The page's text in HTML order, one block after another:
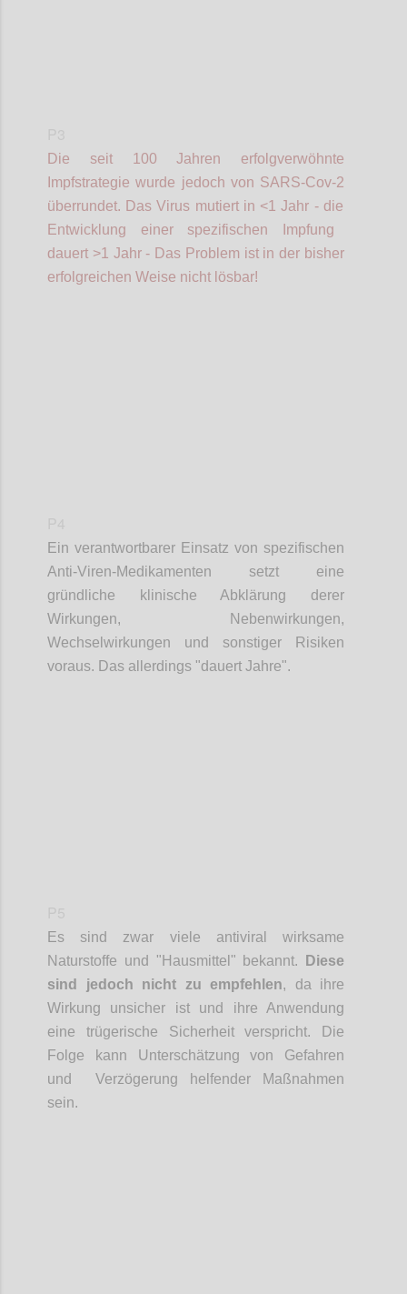
Die seit 100 Jahren erfolgverwöhnte
Impfstrategie wurde jedoch von SARS-Cov-2
überrundet. Das Virus mutiert in <1 Jahr - die
Entwicklung einer spezifischen Impfung
dauert >1 Jahr - Das Problem ist in der bisher
erfolgreichen Weise nicht lösbar!
Ein verantwortbarer Einsatz von spezifischen
Anti-Viren-Medikamenten setzt eine
gründliche klinische Abklärung derer
Wirkungen, Nebenwirkungen,
Wechselwirkungen und sonstiger Risiken
voraus. Das allerdings "dauert Jahre".
Es sind zwar viele antiviral wirksame
Naturstoffe und "Hausmittel" bekannt.
Diese
sind jedoch nicht zu empfehlen, da ihre
Wirkung unsicher ist und ihre Anwendung
eine trügerische Sicherheit verspricht. Die
Folge kann Unterschätzung von Gefahren
und Verzögerung helfender Maßnahmen
sein.